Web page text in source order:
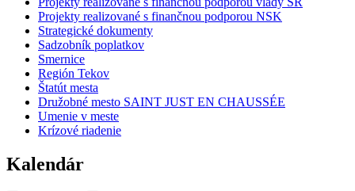
Projekty realizované s finančnou podporou NSK
Strategické dokumenty
Sadzobník poplatkov
Smernice
Región Tekov
Štatút mesta
Družobné mesto SAINT JUST EN CHAUSSÉE
Umenie v meste
Krízové riadenie
Kalendár